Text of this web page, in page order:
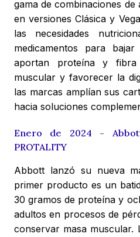
gama de combinaciones
en versiones Clásica y
las necesidades
medicamentos para
aportan proteína y
muscular y favorecer la
las marcas amplían sus
hacia soluciones
Enero de 2024 -
PROTALITY
Abbott lanzó su nueva
primer producto es un
30 gramos de proteína y
adultos en procesos de
conservar masa muscular.